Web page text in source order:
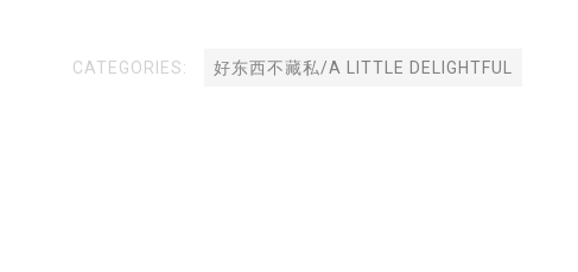
CATEGORIES: 好东西不藏私/A LITTLE DELIGHTFUL